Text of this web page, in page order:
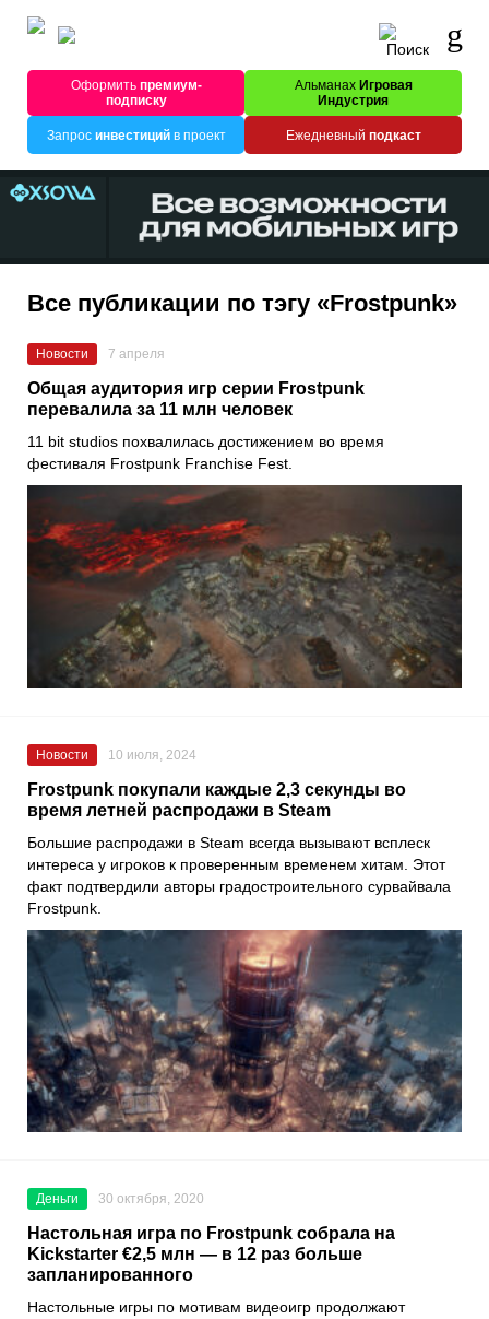
Оформитьпремиум-
подписку
Альманах Игровая
Индустрия
Запрос инвестицийв проект Ежедневный подкаст
Все публикации по тэгу «Frostpunk»
Новости 7 апреля
Общая аудитория игр серии Frostpunk
перевалила за 11 млн человек
11 bit studios похвалилась достижением во время
фестиваля Frostpunk Franchise Fest.
Новости 10 июля, 2024
Frostpunk покупали каждые 2,3 секунды во
время летней распродажи в Steam
Большие распродажи в Steam всегда вызывают всплеск
интереса у игроков к проверенным временем хитам. Этот
факт подтвердили авторы градостроительного сурвайвала
Frostpunk.
Деньги 30 октября, 2020
Настольная игра по Frostpunk собрала на
Kickstarter €2,5 млн — в 12 раз больше
запланированного
Настольные игры по мотивам видеоигр продолжают